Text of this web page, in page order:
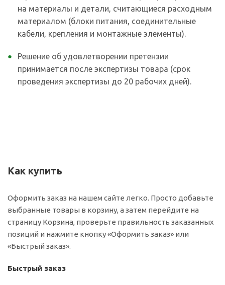
на материалы и детали, считающиеся расходным
материалом (блоки питания, соединительные
кабели, крепления и монтажные элементы).
Решение об удовлетворении претензии
принимается после экспертизы товара (срок
проведения экспертизы до 20 рабочих дней).
Как купить
Оформить заказ на нашем сайте легко. Просто добавьте
выбранные товары в корзину, а затем перейдите на
страницу Корзина, проверьте правильность заказанных
позиций и нажмите кнопку «Оформить заказ» или
«Быстрый заказ».
Быстрый заказ